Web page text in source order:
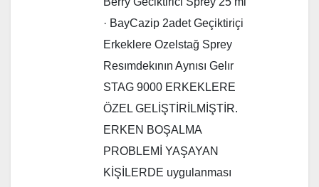
· BayCazip 2adet Geçiktiriçi
Erkeklere Ozelstağ Sprey
Resımdekının Aynısı Gelır
STAG 9000 ERKEKLERE
ÖZEL GELİŞTİRİLMİŞTİR.
ERKEN BOŞALMA
PROBLEMİ YAŞAYAN
KİŞİLERDE uygulanması